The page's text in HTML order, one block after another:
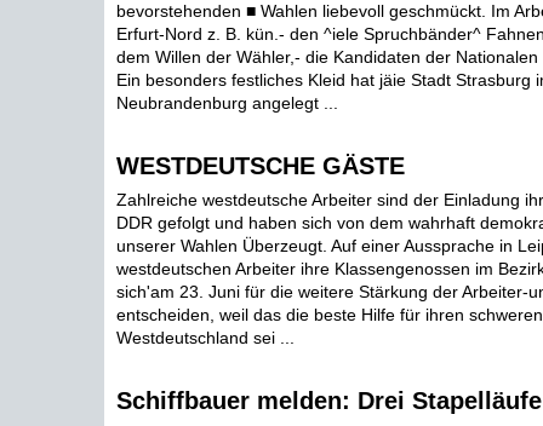
bevorstehenden ■ Wahlen liebevoll geschmückt. Im
Erfurt-Nord z. B. kün.- den ^iele Spruchbänder^
dem Willen der Wähler,- die Kandidaten der
Ein besonders festliches Kleid hat jäie Stadt Strasburg
Neubrandenburg angelegt ...
WESTDEUTSCHE GÄSTE
Zahlreiche westdeutsche Arbeiter sind der Einladung
DDR gefolgt und haben sich von dem wahrhaft
unserer Wahlen Überzeugt. Auf einer Aussprache in
westdeutschen Arbeiter ihre Klassengenossen im
sich'am 23. Juni für die weitere Stärkung der Arbeiter-
entscheiden, weil das die beste Hilfe für ihren
Westdeutschland sei ...
Schiffbauer melden: Drei Stapelläufe